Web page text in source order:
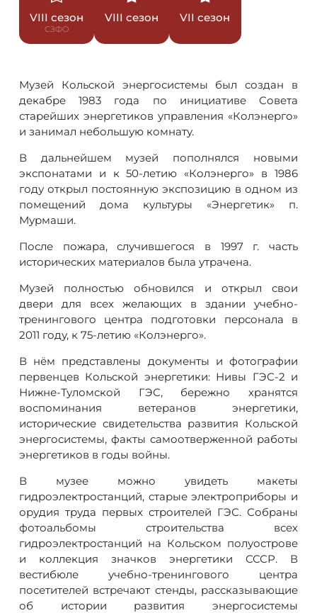
Музей Кольской энергосистемы был создан в
декабре 1983 года по инициативе Совета
старейших энергетиков управления «Колэнерго»
и занимал небольшую комнату.
В дальнейшем музей пополнялся новыми
экспонатами и к 50-летию «Колэнерго» в 1986
году открыл постоянную экспозицию в одном из
помещений дома культуры «Энергетик» п.
Мурмаши.
После пожара, случившегося в 1997 г. часть
исторических материалов была утрачена.
Музей полностью обновился и открыл свои
двери для всех желающих в здании учебно-
тренингового центра подготовки персонала в
2011 году, к 75-летию «Колэнерго».
В нём представлены документы и фотографии
первенцев Кольской энергетики: Нивы ГЭС-2 и
Нижне-Туломской ГЭС, бережно хранятся
воспоминания ветеранов энергетики,
исторические свидетельства развития Кольской
энергосистемы, факты самоотверженной работы
энергетиков в годы войны.
В музее можно увидеть макеты
гидроэлектростанций, старые электроприборы и
орудия труда первых строителей ГЭС. Собраны
фотоальбомы строительства всех
гидроэлектростанций на Кольском полуострове
и коллекция значков энергетики СССР. В
вестибюле учебно-тренингового центра
посетителей встречают стенды, рассказывающие
об истории развития энергосистемы
VIII сезон
СЗФО
VIII сезон VII сезон